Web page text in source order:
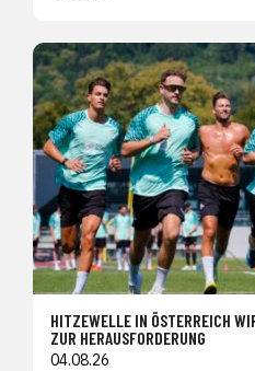
HITZEWELLE IN ÖSTERREICH
ZUR HERAUSFORDERUNG
04.08.26